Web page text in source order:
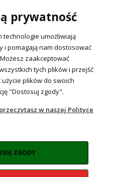
O nas
z nasionami RajOgrodnika.pl
| Czarnca, ul. Tęczowa 31, 29-100
WERSJĘ STRONY
Shoper Premium
prywatność
technologie umożliwiają
i pomagają nam dostosować
zaakceptować
tych plików i przejść
plików do swoich
"Dostosuj zgody".
w naszej Polityce
ZGODY